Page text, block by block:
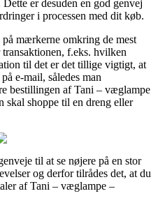
er desuden en god genvej
i processen med dit køb.
mærkerne omkring de mest
f.eks. hvilken
til det er det tillige vigtigt, at
e-mail, således man
bestillingen af Tani – væglampe
skal shoppe til en dreng eller
til at se nøjere på en stor
og derfor tilrådes det, at du
af Tani – væglampe –